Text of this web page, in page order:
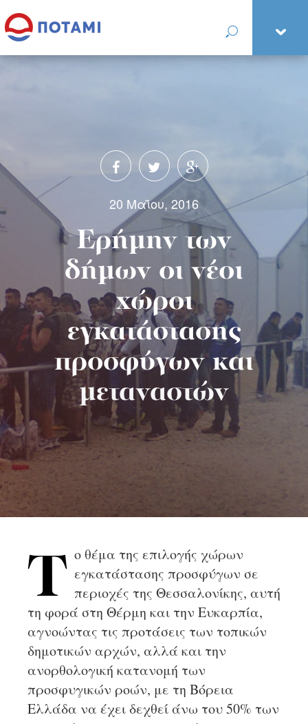
20 Μαΐου, 2016
Ερήμην των
δήμων οι νέοι
χώροι
εγκατάστασης
προσφύγων και
μεταναστών
Τ ο θέμα της επιλογής χώρων
εγκατάστασης προσφύγων σε
περιοχές της Θεσσαλονίκης, αυτή
τη φορά στη Θέρμη και την Ευκαρπία,
αγνοώντας τις προτάσεις των τοπικών
δημοτικών αρχών, αλλά και την
ανορθολογική κατανομή των
προσφυγικών ροών, με τη Βόρεια
Ελλάδα να έχει δεχθεί άνω του 50% των